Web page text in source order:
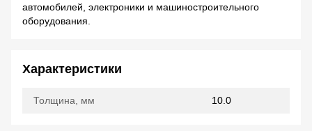
автомобилей, электроники и машиностроительного
оборудования.
Характеристики
Толщина, мм 10.0